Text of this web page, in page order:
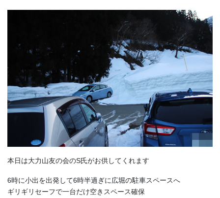
本日は大力山友の会のS氏がお供してくれます
6時に小出を出発して6時半過ぎに広堀の駐車スペースへ
ギリギリセーフで一台だけ空きスペース確保